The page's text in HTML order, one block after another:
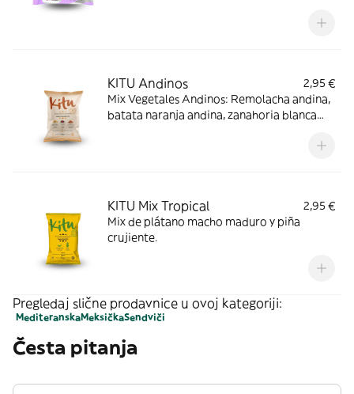
KITU Andinos
2,95 €
Mix Vegetales Andinos: Remolacha andina,
batata naranja andina, zanahoria blanca
KITU Mix Tropical
2,95 €
Mix de plátano macho maduro y piña
crujiente.
Pregledaj slične prodavnice u ovoj kategoriji:
MediteranskaMeksičkaSendviči
Česta pitanja